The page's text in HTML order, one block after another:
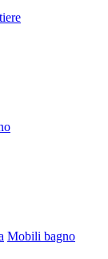
Mobili bagno